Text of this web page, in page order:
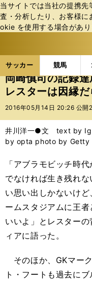
当サイトでは当社の提携
査・分析したり、お客様
okie を使⽤する場合があ
サッカー 競馬
ス
ポ
ル
バ
サッカーの記事一
岡崎慎司の記録
レスターは因縁
2016年05月14日 20:26 公開
井川洋一●文 text by
by opta photo by Getty
「アブラモビッチ時
でなければ生き残れ
い思い出しかないけ
ームスタジアムに王
いいよ」とレスター
ィアに語った。
そのほか、GKマー
ト・フートも過去に